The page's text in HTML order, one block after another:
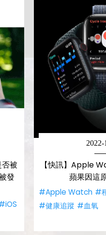
被
發
2022-
【快訊】Apple
蘋果因這
#Apple Watch #
#健康追蹤 #血氧